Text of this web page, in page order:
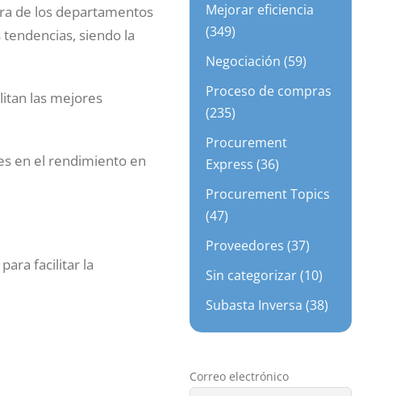
de los departamentos
siendo la
las mejores
en el rendimiento en
facilitar la
Mejorar eficiencia
(349)
Negociación (59)
Proceso de compras
(235)
Procurement
Express (36)
Procurement Topics
(47)
Proveedores (37)
Sin categorizar (10)
Subasta Inversa (38)
Correo electrónico